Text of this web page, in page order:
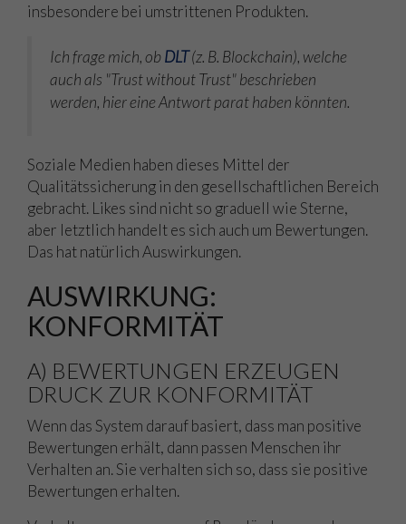
insbesondere bei umstrittenen Produkten.
Ich frage mich, obDLT(z. B. Blockchain), welche
auch als "Trust without Trust" beschrieben
werden, hier eine Antwort parat haben könnten.
Soziale Medien haben dieses Mittel der
Qualitätssicherung in den gesellschaftlichen Bereich
gebracht. Likes sind nicht so graduell wie Sterne,
aber letztlich handelt es sich auch um Bewertungen.
Das hat natürlich Auswirkungen.
AUSWIRKUNG:
KONFORMITÄT
A) BEWERTUNGEN ERZEUGEN
DRUCK ZUR KONFORMITÄT
Wenn das System darauf basiert, dass man positive
Bewertungen erhält, dann passen Menschen ihr
Verhalten an. Sie verhalten sich so, dass sie positive
Bewertungen erhalten.